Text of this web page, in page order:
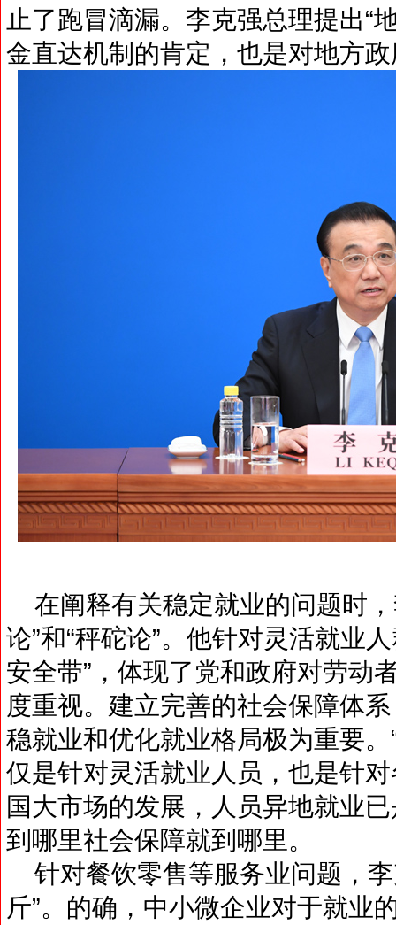
止了跑冒滴漏。李克强总理提出“
金直达机制的肯定，也是对地方
在阐释有关稳定就业的问题时
论”和“秤砣论”。他针对灵活就业
安全带”，体现了党和政府对劳动
度重视。建立完善的社会保障体
稳就业和优化就业格局极为重要
仅是针对灵活就业人员，也是针
国大市场的发展，人员异地就业
到哪里社会保障就到哪里。
针对餐饮零售等服务业问题，
斤”。的确，中小微企业对于就业